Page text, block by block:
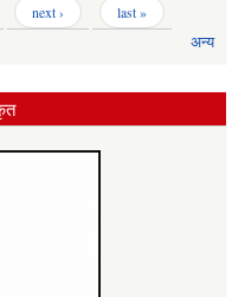
next › last »
अन्य